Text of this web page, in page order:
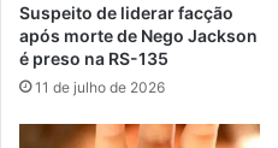
Suspeito de liderar facção
após morte de Nego Jackson
é preso na RS-135
11 de julho de 2026